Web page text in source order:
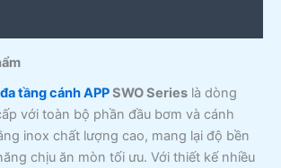
tầng cánh APPSWO Series là dòng
với toàn bộ phần đầu bơm và cánh
inox chất lượng cao, mang lại độ bền
chịu ăn mòn tối ưu. Với thiết kế nhiều